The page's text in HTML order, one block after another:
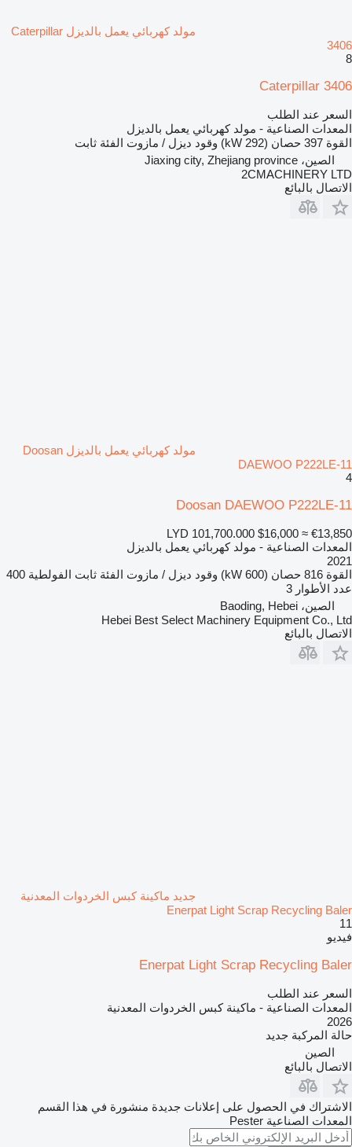
مولد كهربائي يعمل بالديزل Caterpillar
3406
8
Caterpillar 3406
السعر عند الطلب
المعدات الصناعية - مولد كهربائي يعمل بالديزل
القوة 397 حصان (292 kW) وقود ديزل / مازوت الفئة ثابت
الصين، Jiaxing city, Zhejiang province
2CMACHINERY LTD
الاتصال بالبائع
مولد كهربائي يعمل بالديزل Doosan
DAEWOO P222LE-11
4
Doosan DAEWOO P222LE-11
LYD 101,700.000 $16,000 ≈ €13,850
المعدات الصناعية - مولد كهربائي يعمل بالديزل
2021
القوة 816 حصان (600 kW) وقود ديزل / مازوت الفئة ثابت الفولطية 400
عدد الأطوار 3
الصين، Baoding, Hebei
Hebei Best Select Machinery Equipment Co., Ltd
الاتصال بالبائع
جديد ماكينة كبس الخردوات المعدنية
Enerpat Light Scrap Recycling Baler
11
فيديو
Enerpat Light Scrap Recycling Baler
السعر عند الطلب
المعدات الصناعية - ماكينة كبس الخردوات المعدنية
2026
حالة المركبة جديد
الصين
الاتصال بالبائع
الاشتراك في الحصول على إعلانات جديدة منشورة في هذا القسم
المعدات الصناعية Pester